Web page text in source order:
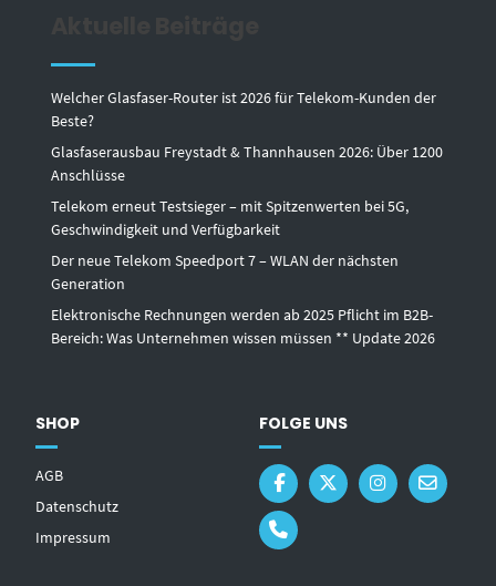
Welcher Glasfaser-Router ist 2026 für Telekom-Kunden der
Beste?
Glasfaserausbau Freystadt & Thannhausen 2026: Über 1200
Anschlüsse
Telekom erneut Testsieger – mit Spitzenwerten bei 5G,
Geschwindigkeit und Verfügbarkeit
Der neue Telekom Speedport 7 – WLAN der nächsten
Generation
Elektronische Rechnungen werden ab 2025 Pflicht im B2B-
Bereich: Was Unternehmen wissen müssen ** Update 2026
SHOP
AGB
Datenschutz
Impressum
FOLGE UNS